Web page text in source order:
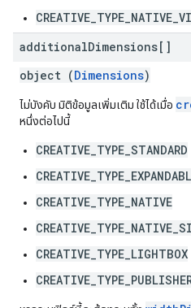
additionalDimensions[]
object (Dimensions)
ไม่บังคับ มิติข้อมูลเพิ่มเติม ใช้ได้เมื่อ
หนึ่งต่อไปนี้
CREATIVE_TYPE_STANDARD
CREATIVE_TYPE_NATIVE
CREATIVE_TYPE_LIGHTBOX